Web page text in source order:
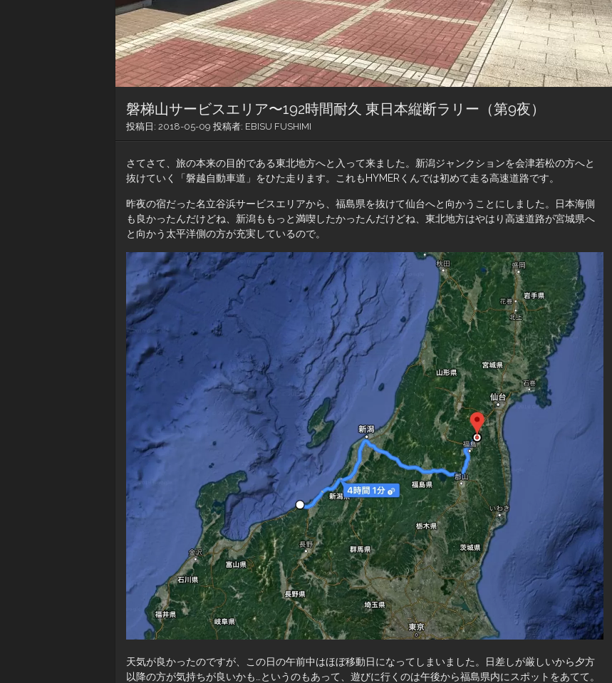
磐梯山サービスエリア〜192時間耐久 東日本縦断ラリー（第9夜）
投稿日: 2018-05-09 投稿者: EBISU FUSHIMI
さてさて、旅の本来の目的である東北地方へと入って来ました。新潟ジャンクションを会津若松の方へと
抜けていく「磐越自動車道」をひた走ります。これもHYMERくんでは初めて走る高速道路です。
昨夜の宿だった名立谷浜サービスエリアから、福島県を抜けて仙台へと向かうことにしました。日本海側
も良かったんだけどね、新潟ももっと満喫したかったんだけどね、東北地方はやはり高速道路が宮城県へ
と向かう太平洋側の方が充実しているので。
天気が良かったのですが、この日の午前中はほぼ移動日になってしまいました。日差しが厳しいから夕方
以降の方が気持ちが良いかも…というのもあって、遊びに行くのは午後から福島県内にスポットをあてて。